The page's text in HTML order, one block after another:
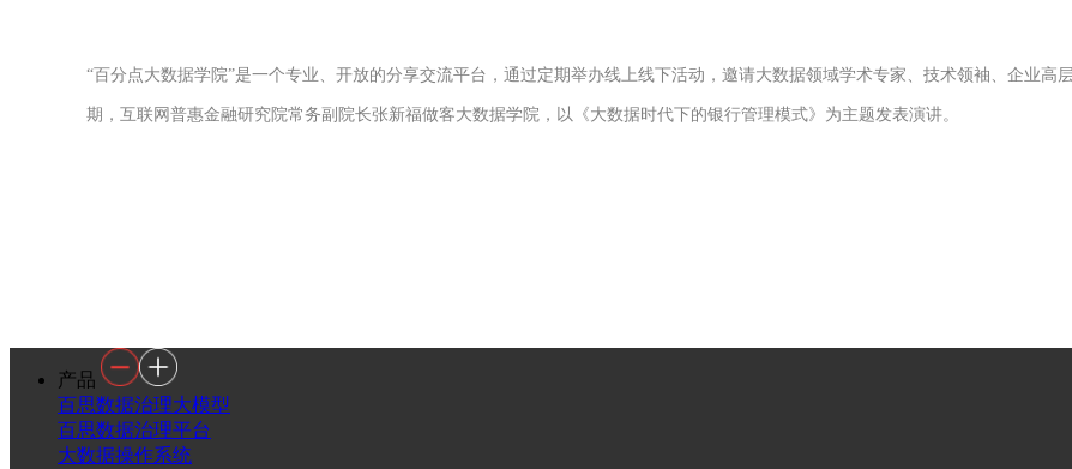
“百分点大数据学院”是一个专业、开放的分享交流平台，通过定期举办线上线下活动，邀请大数据领域学术专家、技术领袖、企业高
期，互联网普惠金融研究院常务副院长张新福做客大数据学院，以《大数据时代下的银行管理模式》为主题发表演讲。
产品
百思数据治理大模型
百思数据治理平台
大数据操作系统